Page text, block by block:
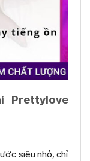
Prettylove
siêu nhỏ, chỉ